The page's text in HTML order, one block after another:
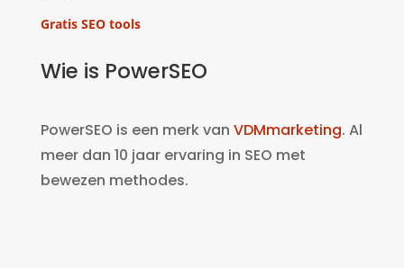
Gratis SEO tools
Wie is PowerSEO
PowerSEO is een merk van VDMmarketing. Al
meer dan 10 jaar ervaring in SEO met
bewezen methodes.